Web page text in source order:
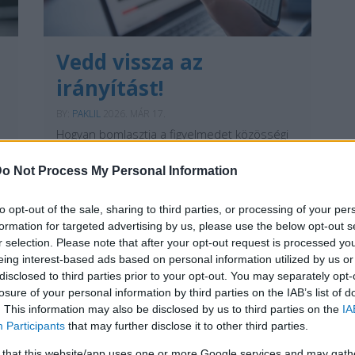
Not Process My Personal Information
opt-out of the sale, sharing to third parties, or processing of your
for targeted advertising by us, please use the below opt-out
selection. Please note that after your opt-out request is processed
interest-based ads based on personal information utilized by us
to third parties prior to your opt-out. You may separately
of your personal information by third parties on the IAB’s list of
This information may also be disclosed by us to third parties on the
Participants that may further disclose it to other third parties.
Vedd vissza az
irányítást!
PAKLIL
Hogyan bomlasztja a figyelmedet közösségi
évtized alatt a közösségi média a barátokkal
való kapcsolattartás eszközéből a
tényezővé vált. Szórakoztat, informál,
összeköt és inspirál, ugyanakkor megoszt,
elvonja a…